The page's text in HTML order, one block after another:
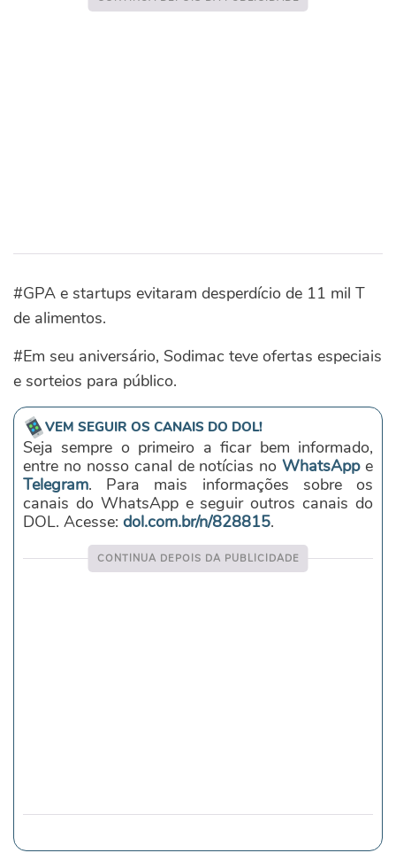
#GPA e startups evitaram desperdício de 11 mil T
de alimentos.
#Em seu aniversário, Sodimac teve ofertas especiais
e sorteios para público.
VEM SEGUIR OS CANAIS DO DOL!
Seja sempre o primeiro a ficar bem informado,
entre no nosso canal de notícias noWhatsAppe
Telegram. Para mais informações sobre os
canais do WhatsApp e seguir outros canais do
DOL. Acesse: dol.com.br/n/828815.